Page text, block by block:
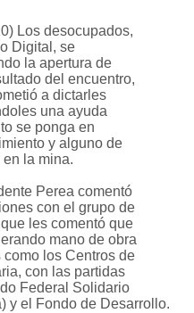
Los desocupados,
Digital, se
la apertura de
del encuentro,
a dictarles
una ayuda
se ponga en
y alguno de
la mina.
Perea comentó
con el grupo de
les comentó que
mano de obra
los Centros de
con las partidas
Federal Solidario
y el Fondo de Desarrollo.